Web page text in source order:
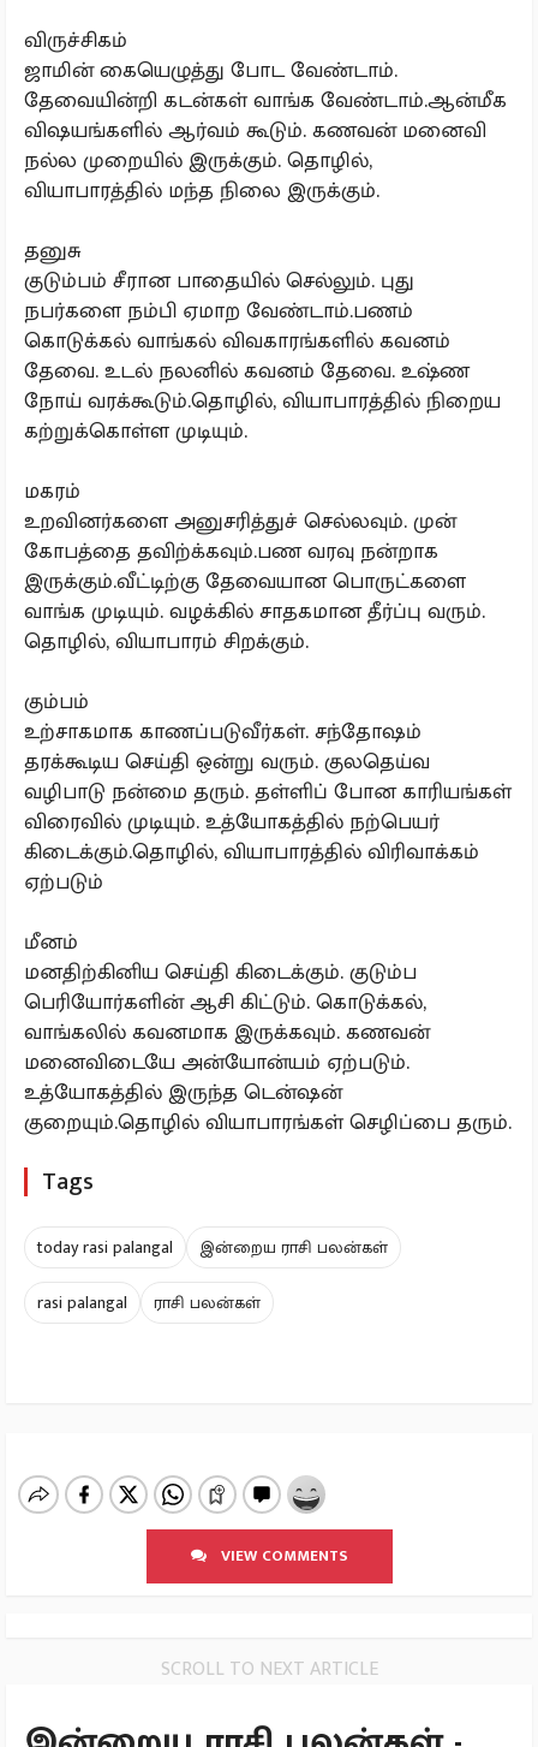
விருச்சிகம்
ஜாமின் கையெழுத்து போட வேண்டாம்.
தேவையின்றி கடன்கள் வாங்க வேண்டாம்.ஆன்மீக
விஷயங்களில் ஆர்வம் கூடும். கணவன் மனைவி
நல்ல முறையில் இருக்கும். தொழில்,
வியாபாரத்தில் மந்த நிலை இருக்கும்.
தனுசு
குடும்பம் சீரான பாதையில் செல்லும். புது
நபர்களை நம்பி ஏமாற வேண்டாம்.பணம்
கொடுக்கல் வாங்கல் விவகாரங்களில் கவனம்
தேவை. உடல் நலனில் கவனம் தேவை. உஷ்ண
நோய் வரக்கூடும்.தொழில், வியாபாரத்தில் நிறைய
கற்றுக்கொள்ள முடியும்.
மகரம்
உறவினர்களை அனுசரித்துச் செல்லவும். முன்
கோபத்தை தவிற்க்கவும்.பண வரவு நன்றாக
இருக்கும்.வீட்டிற்கு தேவையான பொருட்களை
வாங்க முடியும். வழக்கில் சாதகமான தீர்ப்பு வரும்.
தொழில், வியாபாரம் சிறக்கும்.
கும்பம்
உற்சாகமாக காணப்படுவீர்கள். சந்தோஷம்
தரக்கூடிய செய்தி ஒன்று வரும். குலதெய்வ
வழிபாடு நன்மை தரும். தள்ளிப் போன காரியங்கள்
விரைவில் முடியும். உத்யோகத்தில் நற்பெயர்
கிடைக்கும்.தொழில், வியாபாரத்தில் விரிவாக்கம்
ஏற்படும்
மீனம்
மனதிற்கினிய செய்தி கிடைக்கும். குடும்ப
பெரியோர்களின் ஆசி கிட்டும். கொடுக்கல்,
வாங்கலில் கவனமாக இருக்கவும். கணவன்
மனைவிடையே அன்யோன்யம் ஏற்படும்.
உத்யோகத்தில் இருந்த டென்ஷன்
குறையும்.தொழில் வியாபாரங்கள் செழிப்பை தரும்.
Tags
today rasi palangal
இன்றைய ராசி பலன்கள்
rasi palangal
ராசி பலன்கள்
VIEW COMMENTS
SCROLL TO NEXT ARTICLE